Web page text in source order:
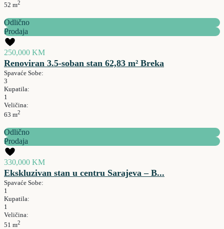
52 m2
Odlično
Prodaja
250,000 KM
Renoviran 3.5-soban stan 62,83 m² Breka
Spavaće Sobe:
3
Kupatila:
1
Veličina:
63 m2
Odlično
Prodaja
330,000 KM
Ekskluzivan stan u centru Sarajeva – B...
Spavaće Sobe:
1
Kupatila:
1
Veličina:
51 m2